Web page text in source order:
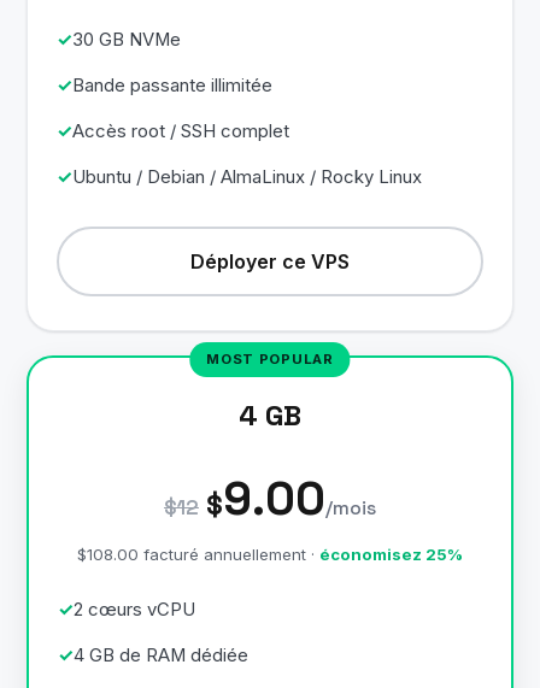
30 GB NVMe
Bande passante illimitée
Accès root / SSH complet
Ubuntu / Debian / AlmaLinux / Rocky Linux
Déployer ce VPS
4 GB
$12 $9.00/mois
$108.00 facturé annuellement · économisez 25%
2 cœurs vCPU
4 GB de RAM dédiée